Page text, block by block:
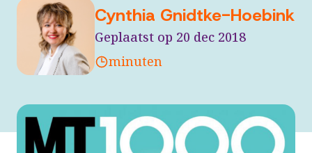
Cynthia Gnidtke-Hoebink
Geplaatst op 20 dec 2018
minuten